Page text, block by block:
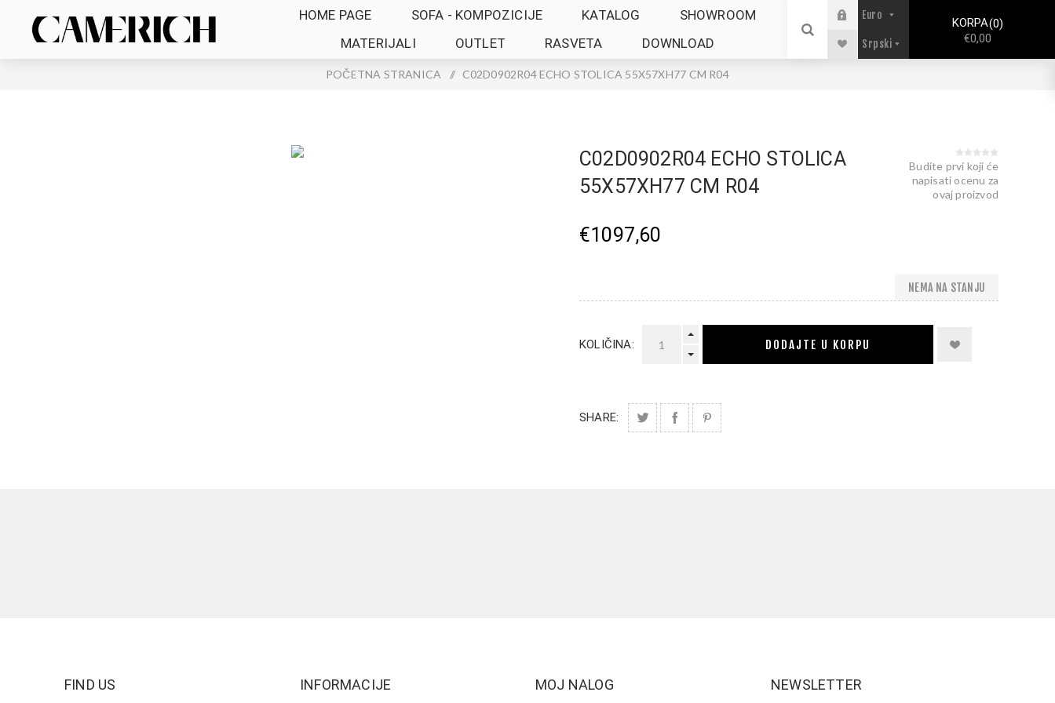
HOME PAGE SOFA - KOMPOZICIJE KATALOG
SHOWROOM
MATERIJALI
OUTLET RASVETA DOWNLOAD
KORPA 0
€0,00
POČETNA STRANICA / C02D0902R04 ECHO STOLICA 55X57XH77 CM R04
C02D0902R04 ECHO STOLICA
55X57XH77 CM R04
Budite prvi koji će
napisati ocenu za
ovaj proizvod
€1097,60
NEMA NA STANJU
KOLIČINA: DODAJTE U KORPU
SHARE:
FIND US INFORMACIJE MOJ NALOG NEWSLETTER